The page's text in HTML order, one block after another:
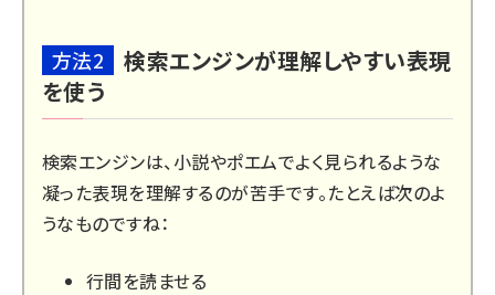
方法2
検索エンジンが理解しやすい表現
を使う
検索エンジンは、小説やポエムでよく見られるような
凝った表現を理解するのが苦手です。たとえば次のよ
うなものですね：
行間を読ませる